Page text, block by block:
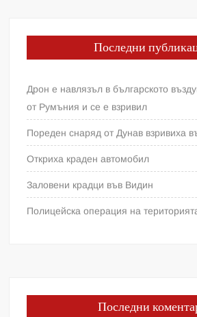
Последни
Дрон е навлязъл в българското
от Румъния и се е взривил
Пореден снаряд от Дунав взривиха
Откриха краден автомобил
Заловени крадци във Видин
Полицейска операция на
Последни